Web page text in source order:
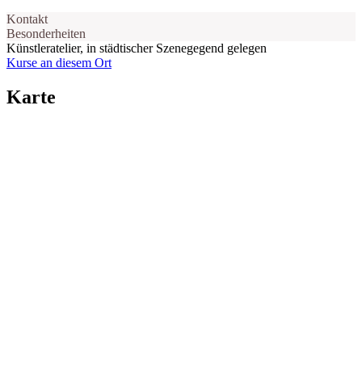
Kontakt
Besonderheiten
Künstleratelier, in städtischer Szenegegend gelegen
Kurse an diesem Ort
Karte